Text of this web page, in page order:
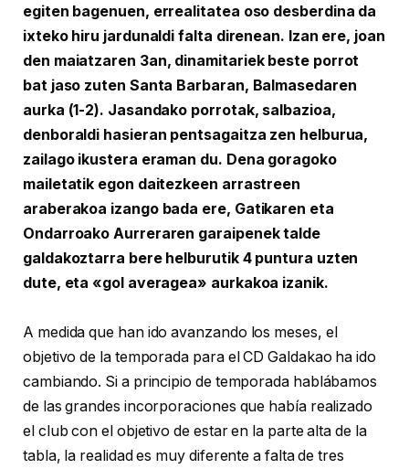
egiten bagenuen, errealitatea oso desberdina da
ixteko hiru jardunaldi falta direnean. Izan ere, joan
den maiatzaren 3an, dinamitariek beste porrot
bat jaso zuten Santa Barbaran, Balmasedaren
aurka (1-2). Jasandako porrotak, salbazioa,
denboraldi hasieran pentsagaitza zen helburua,
zailago ikustera eraman du. Dena goragoko
mailetatik egon daitezkeen arrastreen
araberakoa izango bada ere, Gatikaren eta
Ondarroako Aurreraren garaipenek talde
galdakoztarra bere helburutik 4 puntura uzten
dute, eta «gol averagea» aurkakoa izanik.
A medida que han ido avanzando los meses, el
objetivo de la temporada para el CD Galdakao ha ido
cambiando. Si a principio de temporada hablábamos
de las grandes incorporaciones que había realizado
el club con el objetivo de estar en la parte alta de la
tabla, la realidad es muy diferente a falta de tres